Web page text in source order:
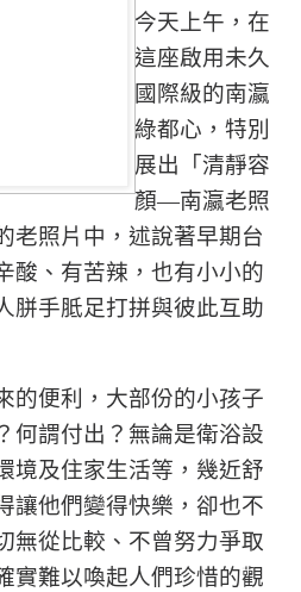
今天上午，在
這座啟用未久
國際級的南瀛
綠都心，特別
展出「清靜容
顏—南瀛老照
老照片中，述說著早期台
酸、有苦辣，也有小小的
胼手胝足打拼與彼此互助
的便利，大部份的小孩子
何謂付出？無論是衛浴設
境及住家生活等，幾近舒
讓他們變得快樂，卻也不
無從比較、不曾努力爭取
實難以喚起人們珍惜的觀